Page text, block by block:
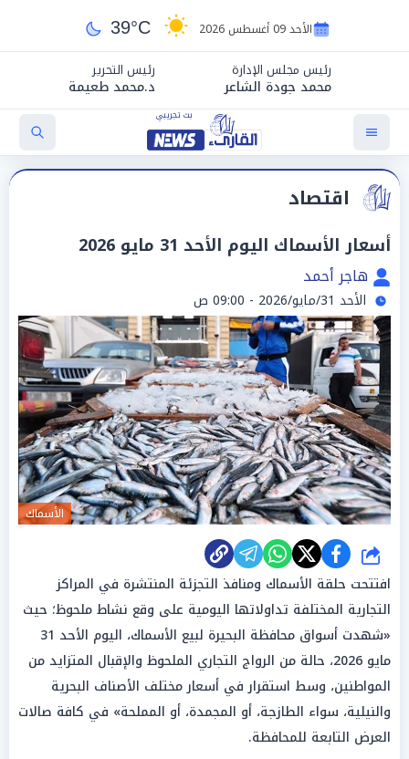
الأحد 09 أغسطس 2026 39°C
رئيس مجلس الإدارة
محمد جودة الشاعر
رئيس التحرير
د.محمد طعيمة
اقتصاد
أسعار الأسماك اليوم الأحد 31 مايو 2026
هاجر أحمد
الأحد 31/مايو/2026 - 09:00 ص
الأسماك
شارك
افتتحت حلقة الأسماك ومنافذ التجزئة المنتشرة في المراكز
التجارية المختلفة تداولاتها اليومية على وقع نشاط ملحوظ؛ حيث
«شهدت أسواق محافظة البحيرة لبيع الأسماك، اليوم الأحد 31
مايو 2026، حالة من الرواج التجاري الملحوظ والإقبال المتزايد من
المواطنين، وسط استقرار في أسعار مختلف الأصناف البحرية
والنيلية، سواء الطازجة، أو المجمدة، أو المملحة» في كافة صالات
العرض التابعة للمحافظة.